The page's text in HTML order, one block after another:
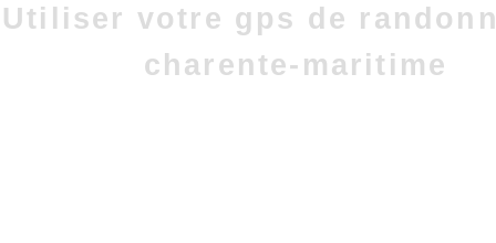
Utiliser votre gps de
charente-maritime